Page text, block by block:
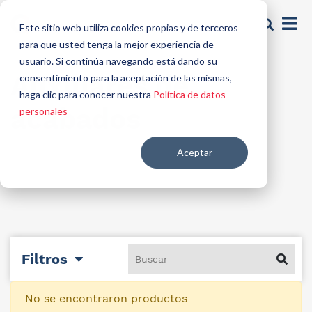
Este sitio web utiliza cookies propias y de terceros
para que usted tenga la mejor experiencia de
usuario. Si continúa navegando está dando su
consentimiento para la aceptación de las mismas,
haga clic para conocer nuestra Política de datos
personales
Aceptar
Auxiliares de
acabados
Filtros
No se encontraron productos